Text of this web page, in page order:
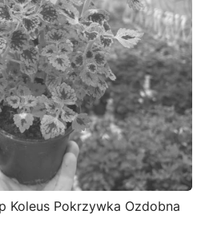
Koleus Pokrzywka Ozdobna